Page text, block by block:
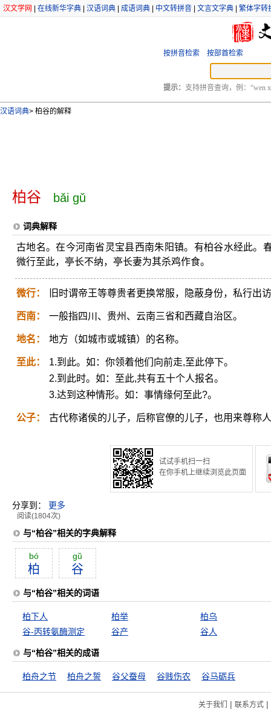
汉文学网 在线新华字典 汉语词典 成语词典 中文转拼音 文言文字典 繁体字转
按拼音检索 按部首检索
提示： 支持拼音查询，例：“wen
汉语词典> 柏谷的解释
柏谷 bǎi gǔ
词典解释
古地名。在今河南省灵宝县西南朱阳镇。有柏谷水经此。
微行至此，亭长不纳，亭长妻为其杀鸡作食。
微行： 旧时谓帝王等尊贵者更换常服，隐蔽身份，私行出
西南： 一般指四川、贵州、云南三省和西藏自治区。
地名： 地方（如城市或城镇）的名称。
至此：
1.到此。如：你领着他们向前走,至此停下。
2.到此时。如：至此,共有五十个人报名。
3.达到这种情形。如：事情缘何至此?。
公子： 古代称诸侯的儿子，后称官僚的儿子，也用来尊称
试试手机扫一扫
在你手机上继续浏览此页面
分享到： 更多
阅读(1804次)
与“柏谷”相关的字典解释
bó
柏
gŭ
谷
与“柏谷”相关的词语
柏下人 柏举
柏乌
谷-丙转氨酶测定
谷产 谷人
与“柏谷”相关的成语
柏舟之节 柏舟之誓 谷父蚕母 谷贱伤农 谷马砺兵
关于我们 | 联系方式|